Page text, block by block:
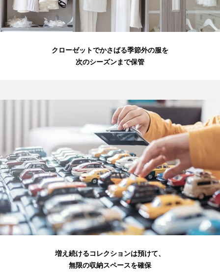
クローゼットでかさばる季節外の服を
次のシーズンまで保管
増え続けるコレクションは預けて、
無限の収納スペースを確保